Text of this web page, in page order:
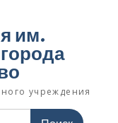
им.
учреждения